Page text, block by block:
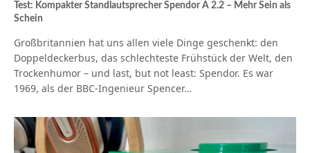
Test: Kompakter Standlautsprecher Spendor A 2.2 – Mehr Sein als
Schein
Großbritannien hat uns allen viele Dinge geschenkt: den
Doppeldeckerbus, das schlechteste Frühstück der Welt, den
Trockenhumor – und last, but not least: Spendor. Es war
1969, als der BBC-Ingenieur Spencer…